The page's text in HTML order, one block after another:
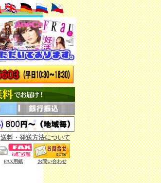
送料・発送方法について
FAX用紙
お問い合わせ